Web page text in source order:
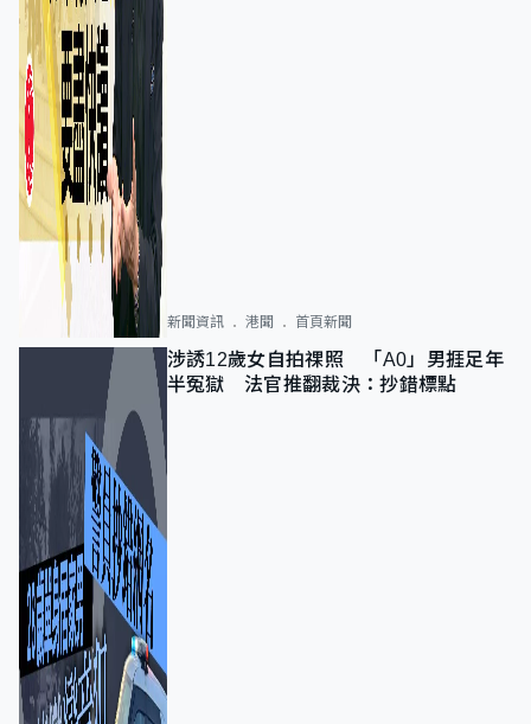
新聞資訊 港聞 首頁新聞
涉誘12歲女自拍祼照 「A0」男捱足年
半冤獄 法官推翻裁決：抄錯標點